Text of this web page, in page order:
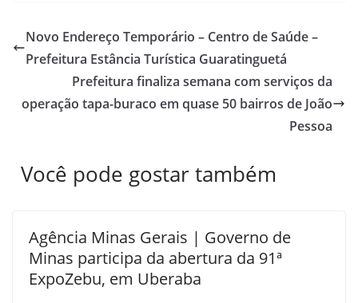
Novo Endereço Temporário – Centro de Saúde –
Prefeitura Estância Turística Guaratinguetá
Prefeitura finaliza semana com serviços da
operação tapa-buraco em quase 50 bairros de João
Pessoa
Você pode gostar também
Agência Minas Gerais | Governo de
Minas participa da abertura da 91ª
ExpoZebu, em Uberaba